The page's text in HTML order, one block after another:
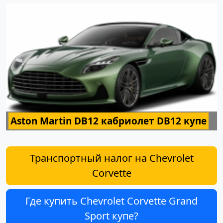
Aston Martin DB12 кабриолет DB12 купе
Транспортный налог на Chevrolet
Corvette
Где купить Chevrolet Corvette Grand
Sport купе?